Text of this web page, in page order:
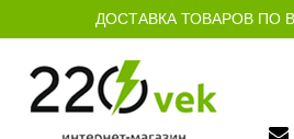
ДОСТАВКА ТОВАРОВ ПО